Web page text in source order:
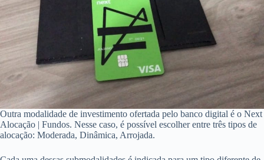
Outra modalidade de investimento ofertada pelo banco digital é o Next
Alocação | Fundos. Nesse caso, é possível escolher entre três tipos de
alocação: Moderada, Dinâmica, Arrojada.